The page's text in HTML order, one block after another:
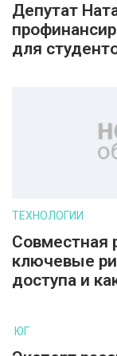
Депутат
для
ТЕХНОЛОГИИ
Совместная
ключевые
доступа и
ЮГ